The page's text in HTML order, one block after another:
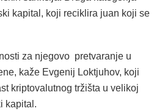
kapital, koji reciklira juan koji se
za njegovo pretvaranje u
kaže Evgenij Loktjuhov, koji
kriptovalutnog tržišta u velikoj
kapital.